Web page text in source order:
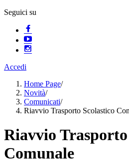
Seguici su
Accedi
Home Page/
Novità/
Comunicati/
Riavvio Trasporto Scolastico
Riavvio
Comunale